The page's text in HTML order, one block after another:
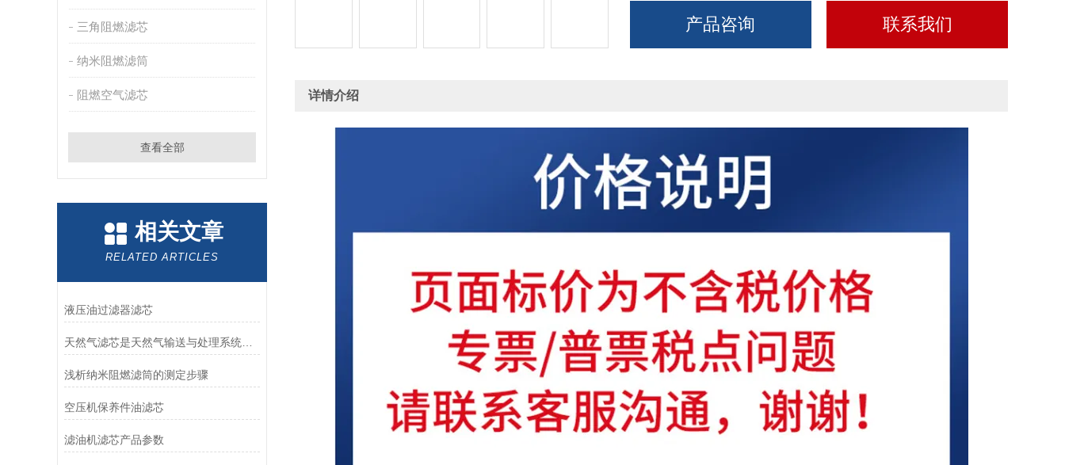
三角阻燃滤芯
纳米阻燃滤筒
阻燃空气滤芯
查看全部
相关文章
RELATED ARTICLES
液压油过滤器滤芯
天然气滤芯是天然气输送与处理系统中的关键组件
浅析纳米阻燃滤筒的测定步骤
空压机保养件油滤芯
滤油机滤芯产品参数
产品咨询 联系我们
详情介绍